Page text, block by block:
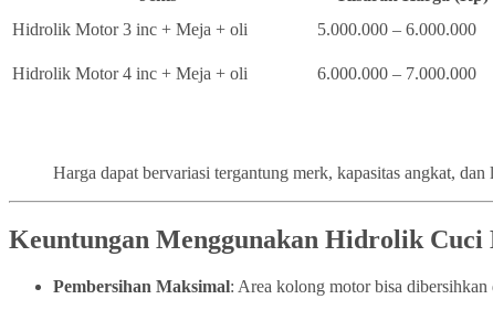
Hidrolik Motor 3 inc + Meja + oli
5.000.000 – 6.000.000
Hidrolik Motor 4 inc + Meja + oli 6.000.000 – 7.000.000
Harga dapat bervariasi tergantung merk, kapasitas angkat, dan
Keuntungan Menggunakan Hidrolik
Pembersihan Maksimal: Area kolong motor bisa dibersihkan